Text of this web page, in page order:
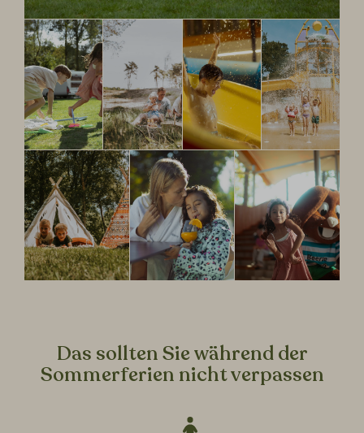
Das sollten Sie während der
Sommerferien nicht verpassen